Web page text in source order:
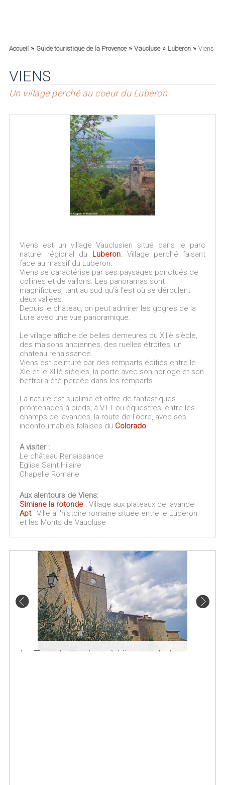
Accueil» Guide touristique de la Provence» Vaucluse» Luberon» Viens
VIENS
Un village perché au coeur du Luberon
Viens est un village Vauclusien situé dans le parc
naturel régional du Luberon. Village perché faisant
face au massif du Luberon.
Viens se caractérise par ses paysages ponctués de
collines et de vallons. Les panoramas sont
magnifiques, tant au sud qu'à l'est où se déroulent
deux vallées.
Depuis le château, on peut admirer les gogres de la
Lure avec une vue panoramique.
Le village affiche de belles demeures du XIIIè siècle,
des maisons anciennes, des ruelles étroites, un
château renaissance.
Viens est ceinturé par des remparts édifiés entre le
XIè et le XIIIè siècles, la porte avec son horloge et son
beffroi a été percée dans les remparts.
La nature est sublime et offre de fantastiques
promenades à pieds, à VTT ou équestres, entre les
champs de lavandes, la route de l'ocre, avec ses
incontournables falaises du Colorado.
A visiter :
Le château Renaissance
Eglise Saint Hilaire
Chapelle Romane
Aux alentours de Viens:
Simiane la rotonde: Village aux plateaux de lavande
Apt: Ville à l'histoire romaine située entre le Luberon
et les Monts de Vaucluse
La Tour de l'horloge à Viens en Luberon